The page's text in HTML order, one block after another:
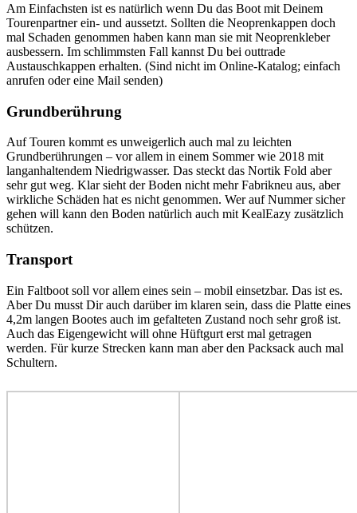
Am Einfachsten ist es natürlich wenn Du das Boot mit Deinem
Tourenpartner ein- und aussetzt. Sollten die Neoprenkappen doch
mal Schaden genommen haben kann man sie mit Neoprenkleber
ausbessern. Im schlimmsten Fall kannst Du bei outtrade
Austauschkappen erhalten. (Sind nicht im Online-Katalog; einfach
anrufen oder eine Mail senden)
Grundberührung
Auf Touren kommt es unweigerlich auch mal zu leichten
Grundberührungen – vor allem in einem Sommer wie 2018 mit
langanhaltendem Niedrigwasser. Das steckt das Nortik Fold aber
sehr gut weg. Klar sieht der Boden nicht mehr Fabrikneu aus, aber
wirkliche Schäden hat es nicht genommen. Wer auf Nummer sicher
gehen will kann den Boden natürlich auch mit KealEazy zusätzlich
schützen.
Transport
Ein Faltboot soll vor allem eines sein – mobil einsetzbar. Das ist es.
Aber Du musst Dir auch darüber im klaren sein, dass die Platte eines
4,2m langen Bootes auch im gefalteten Zustand noch sehr groß ist.
Auch das Eigengewicht will ohne Hüftgurt erst mal getragen
werden. Für kurze Strecken kann man aber den Packsack auch mal
Schultern.